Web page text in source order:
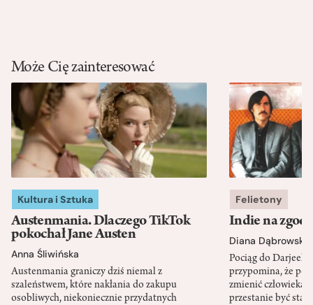
Może Cię zainteresować
Kultura i Sztuka
Austenmania. Dlaczego TikTok
pokochał Jane Austen
Anna Śliwińska
Austenmania graniczy dziś niemal z
szaleństwem, które nakłania do zakupu
osobliwych, niekoniecznie przydatnych
Felietony
Indie na
Diana Dąbrowska
Pociąg do
przypomina, że
zmienić człowieka
przestanie być